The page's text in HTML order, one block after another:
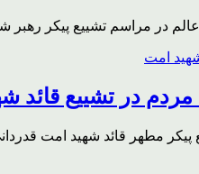
در مراسم تشییع پیکر رهبر
در تشییع قائد
پیکر مطهر قائد شهید امت